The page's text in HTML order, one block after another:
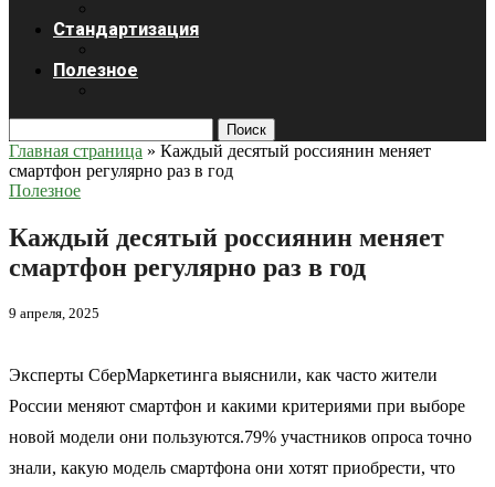
Стандартизация
Полезное
Поиск
Главная страница » Каждый десятый россиянин меняет
смартфон регулярно раз в год
Полезное
Каждый десятый россиянин меняет
смартфон регулярно раз в год
9 апреля, 2025
Эксперты СберМаркетинга выяснили, как часто жители
России меняют смартфон и какими критериями при выборе
новой модели они пользуются.79% участников опроса точно
знали, какую модель смартфона они хотят приобрести, что